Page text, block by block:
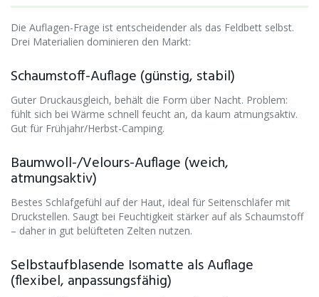
Die Auflagen-Frage ist entscheidender als das Feldbett selbst.
Drei Materialien dominieren den Markt:
Schaumstoff-Auflage (günstig, stabil)
Guter Druckausgleich, behält die Form über Nacht. Problem:
fühlt sich bei Wärme schnell feucht an, da kaum atmungsaktiv.
Gut für Frühjahr/Herbst-Camping.
Baumwoll-/Velours-Auflage (weich,
atmungsaktiv)
Bestes Schlafgefühl auf der Haut, ideal für Seitenschläfer mit
Druckstellen. Saugt bei Feuchtigkeit stärker auf als Schaumstoff
– daher in gut belüfteten Zelten nutzen.
Selbstaufblasende Isomatte als Auflage
(flexibel, anpassungsfähig)